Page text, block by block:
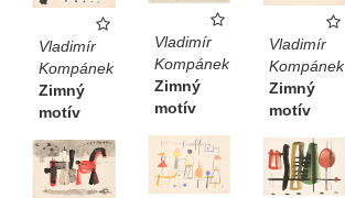
Vladimír
Kompánek
Zimný
motív
Vladimír
Kompánek
Zimný
motív
Vladimír
Kompánek
Zimný
motív